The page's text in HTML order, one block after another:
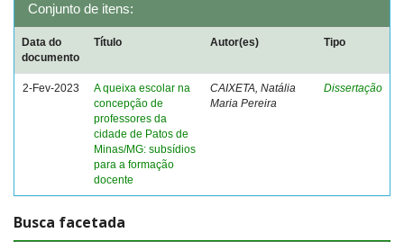
Conjunto de itens:
Data do
documento
Título Autor(es) Tipo
2-Fev-2023
A queixa escolar na
concepção de
professores da
cidade de Patos de
Minas/MG: subsídios
para a formação
docente
CAIXETA, Natália
Maria Pereira
Dissertação
Busca facetada